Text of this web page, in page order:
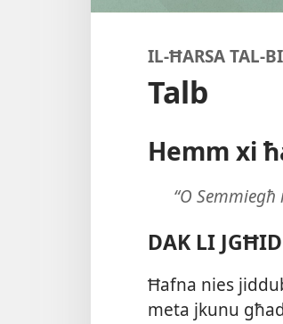
IL-ĦARSA TAL-
Talb
Hemm xi
“O
DAK LI
Ħafna nies
meta jkunu